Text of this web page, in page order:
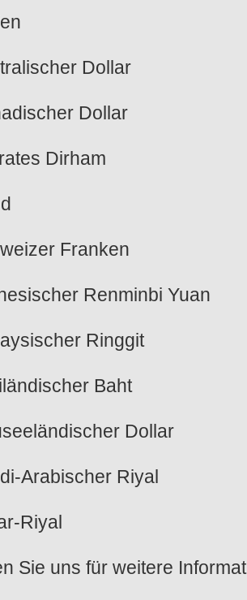
Dollar
Dollar
Dirham
Franken
Renminbi Yuan
Ringgit
Baht
Dollar
Arabischer Riyal
Riyal
Sie uns für weitere